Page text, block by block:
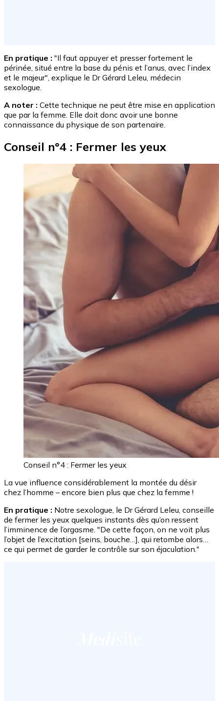
En pratique : "Il faut appuyer et presser fortement le
périnée, situé entre la base du pénis et l’anus, avec l’index
et le majeur", explique le Dr Gérard Leleu, médecin
sexologue.
A noter : Cette technique ne peut être mise en application
que par la femme. Elle doit donc avoir une bonne
connaissance du physique de son partenaire.
Conseil n°4 : Fermer les yeux
Conseil n°4 : Fermer les yeux
La vue influence considérablement la montée du désir
chez l’homme – encore bien plus que chez la femme !
En pratique : Notre sexologue, le Dr Gérard Leleu, conseille
de fermer les yeux quelques instants dès qu’on ressent
l’imminence de l’orgasme. "De cette façon, on ne voit plus
l’objet de l’excitation [seins, bouche…], qui retombe alors…
ce qui permet de garder le contrôle sur son éjaculation."